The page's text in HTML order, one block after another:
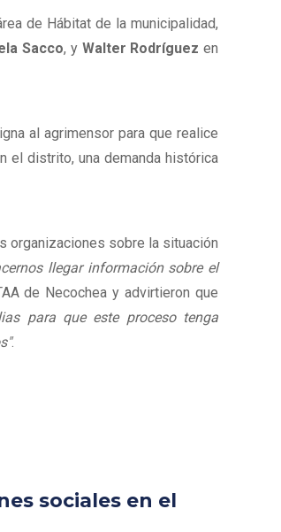
de Hábitat de la municipalidad,
Sacco, y Walter Rodríguez en
al agrimensor para que realice
el distrito, una demanda histórica
organizaciones sobre la situación
llegar información sobre el
de Necochea y advirtieron que
para que este proceso tenga
.
sociales en el